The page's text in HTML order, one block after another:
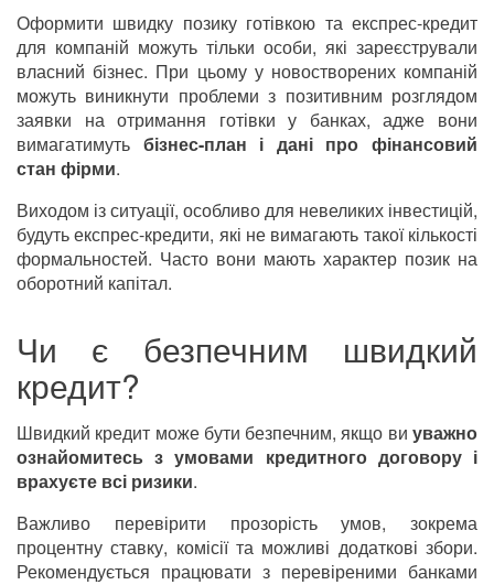
Оформити швидку позику готівкою та експрес-кредит
для компаній можуть тільки особи, які зареєстрували
власний бізнес. При цьому у новостворених компаній
можуть виникнути проблеми з позитивним розглядом
заявки на отримання готівки у банках, адже вони
вимагатимуть бізнес-план і дані про фінансовий
стан фірми.
Виходом із ситуації, особливо для невеликих інвестицій,
будуть експрес-кредити, які не вимагають такої кількості
формальностей. Часто вони мають характер позик на
оборотний капітал.
Чи є безпечним швидкий
кредит?
Швидкий кредит може бути безпечним, якщо ви уважно
ознайомитесь з умовами кредитного договору і
врахуєте всі ризики.
Важливо перевірити прозорість умов, зокрема
процентну ставку, комісії та можливі додаткові збори.
Рекомендується працювати з перевіреними банками